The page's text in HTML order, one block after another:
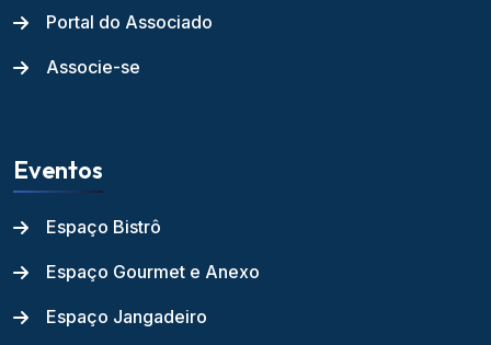
Portal do Associado
Associe-se
Eventos
Espaço Bistrô
Espaço Gourmet e Anexo
Espaço Jangadeiro